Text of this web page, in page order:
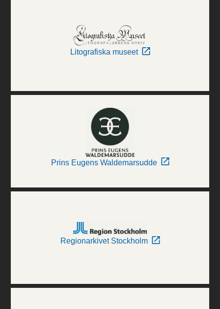
Litografiska museet
Prins Eugens Waldemarsudde
Regionarkivet Stockholm